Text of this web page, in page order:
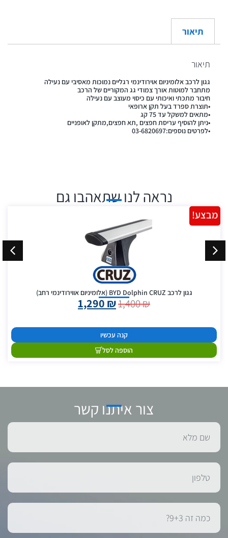
תיאור
תיאור
גגון לרכב אלומיניום אוירודינמי רגליים נמוכות מאסיבי עם נעילה
מתחבר למוטות אורך צמודי גג המקוריים של הרכב
חיבור מתכתי ואיכותי עם כיסוי מעוצב עם נעילה
•תוצרת ספרד בעל תקן ארופאי
•מתאים למשקל עד 75 קג
•ניתן להוסיף עריסת חפצים ,תא חפצים,מתקן לאופניים
•לפרטים נוספים:03-6820697
נראה לנו שתאהבו גם
גגון לרכב BYD Dolphin CRUZ (אלומיניום אווירודינמי רחב)
1,400₪
1,290 ₪
קנה עכשיו
הוספה לסל
מבצע!
צור איתנו קשר